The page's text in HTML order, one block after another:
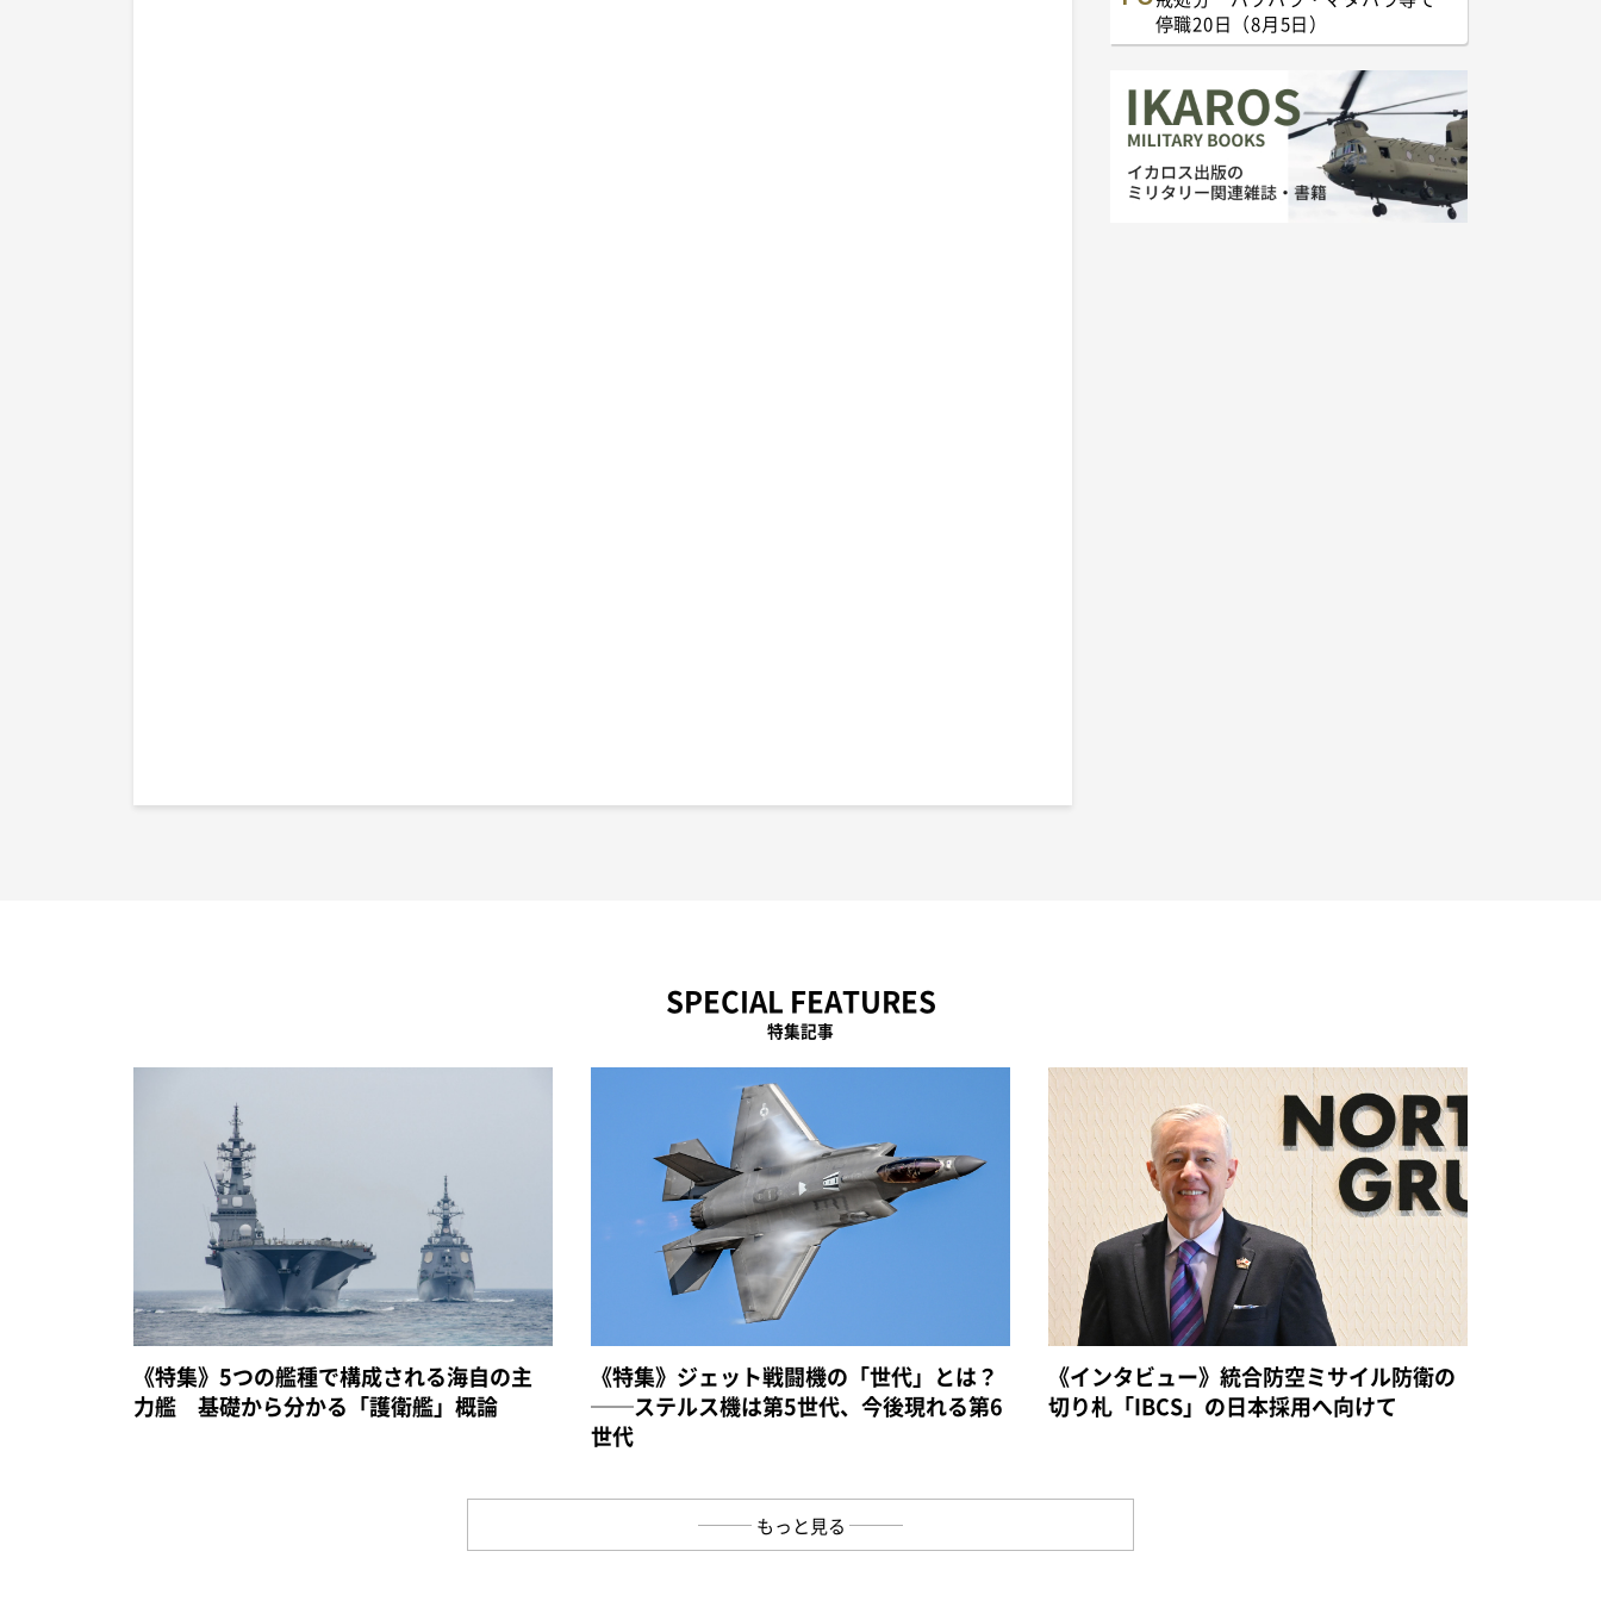
停職20日（8月5日）
SPECIAL FEATURES
特集記事
《特集》5つの艦種で構成される海自の主
力艦 基礎から分かる「護衛艦」概論
《特集》ジェット戦闘機の「世代」とは？
──ステルス機は第5世代、今後現れる第6
世代
《インタビュー》統合防空ミサイル防衛の
切り札「IBCS」の日本採用へ向けて
もっと見る